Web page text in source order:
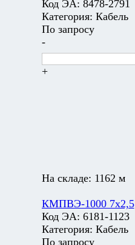
Код ЭА: 8478-2791
Категория: Кабель
По запросу
-
+
На складе: 1162 м
КМПВЭ-1000 7х2,5
Код ЭА: 6181-1123
Категория: Кабель
По запросу